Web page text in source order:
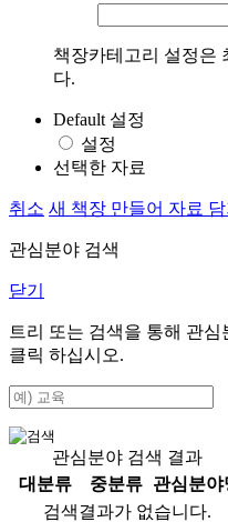
책장카테고리 설정은
다.
Default 설정
설정
선택한 자료
취소 새 책장 만들어 자료 담
관심분야 검색
닫기
트리 또는 검색을 통해 관
클릭 하십시오.
관심분야 검색 결과
대분류
중분류
관심분야
검색결과가 없습니다.